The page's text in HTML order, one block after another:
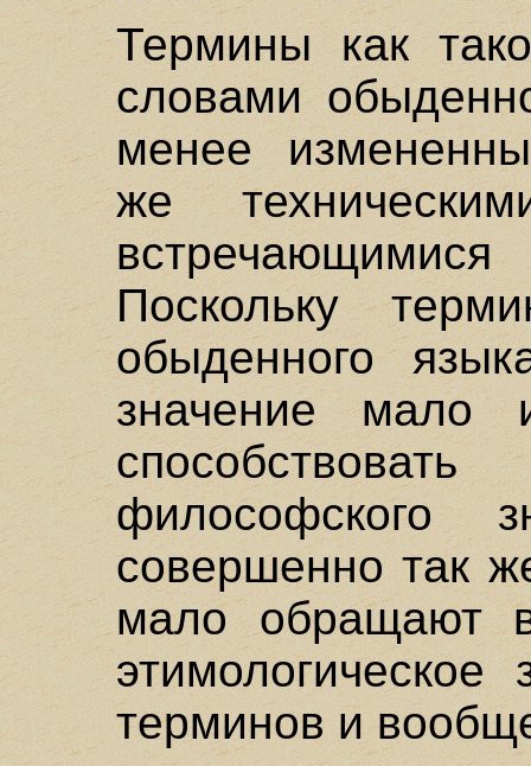
Термины как
словами
менее
же
Поскольку
обыденного
значение мало
философского
совершенно так
мало обращают
терминов и